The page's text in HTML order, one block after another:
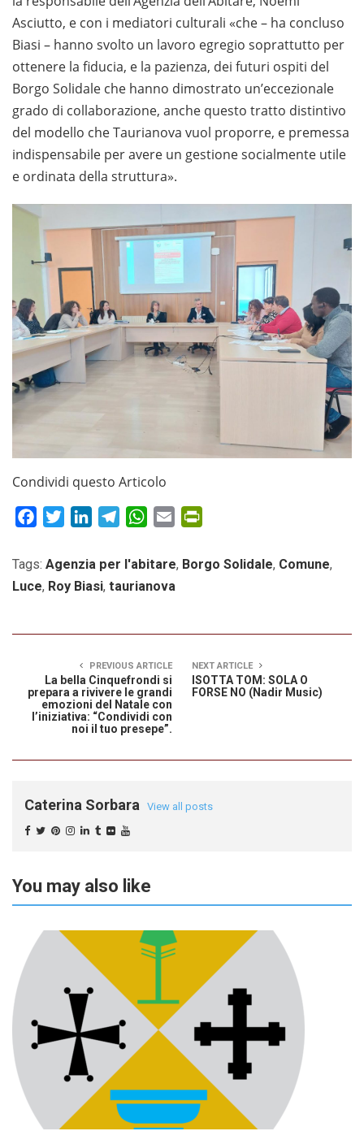
Asciutto, e con i mediatori culturali «che – ha concluso
Biasi – hanno svolto un lavoro egregio soprattutto per
ottenere la fiducia, e la pazienza, dei futuri ospiti del
Borgo Solidale che hanno dimostrato un’eccezionale
grado di collaborazione, anche questo tratto distintivo
del modello che Taurianova vuol proporre, e premessa
indispensabile per avere un gestione socialmente utile
e ordinata della struttura».
Condividi questo Articolo
FacebookTwitterLinkedInTelegramWhatsApp
Email
Tags: Agenzia per l'abitare, Borgo Solidale, Comune,
Luce, Roy Biasi, taurianova
PREVIOUS ARTICLE
La bella Cinquefrondi si
prepara a rivivere le grandi
emozioni del Natale con
l’iniziativa: “Condividi con
noi il tuo presepe”.
NEXT ARTICLE
ISOTTA TOM: SOLA O
FORSE NO (Nadir Music)
Caterina Sorbara View all posts
You may also like